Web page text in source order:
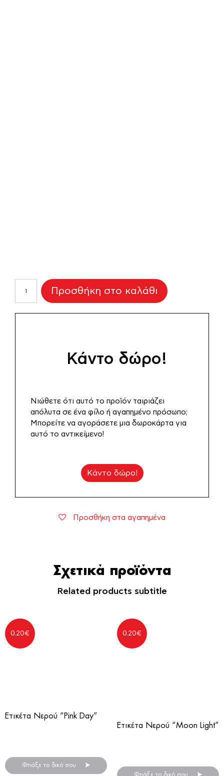
Βάπτισης
Προσθήκη στο καλάθι
Κάντο δώρο!
Νιώθετε ότι αυτό το προϊόν ταιριάζει
απόλυτα σε ένα φίλο ή αγαπημένο πρόσωπο;
Μπορείτε να αγοράσετε μια δωροκάρτα για
αυτό το αντικείμενο!
Κάντο δώρο!
Προσθήκη στα αγαπημένα
Σχετικά προϊόντα
Related products subtitle
Ετικέτα Νερού “Pink Day”
0.20€
Φτιάξε το δικό σου
Ετικέτα Νερού “Moon Light”
0.20€
Φτιάξε το δικό σου